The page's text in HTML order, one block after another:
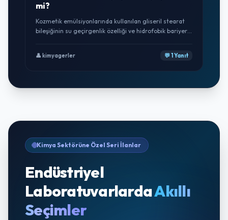
mi?
Kozmetik emülsiyonlarında kullanılan gliseril stearat
bileşiğinin su geçirgenlik özelliği ve hidrofobik bariyer
👤 kimyagerler 💬 1 Yanıt
Kimya Sektörüne Özel Seri İlanlar
Endüstriyel
LaboratuvarlardaAkıllı
Seçimler